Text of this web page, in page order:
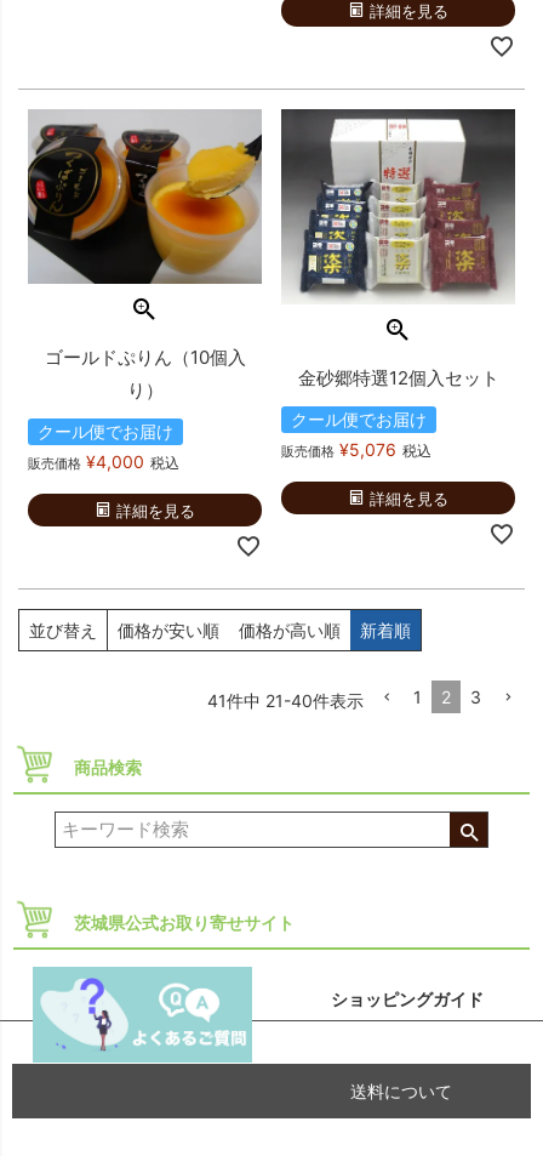
詳細を見る
ゴールドぷりん（10個入
り）
クール便でお届け
販売価格 ¥4,000 税込
詳細を見る
金砂郷特選12個入セット
クール便でお届け
販売価格 ¥5,076 税込
詳細を見る
並び替え 価格が安い順 価格が高い順 新着順
41件中 21-40件表示 1 2 3
商品検索
茨城県公式お取り寄せサイト
ショッピングガイド
送料について